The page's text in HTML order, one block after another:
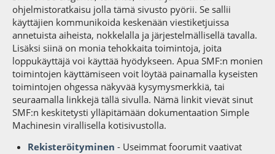
ohjelmistoratkaisu jolla tämä sivusto pyörii. Se sallii
käyttäjien kommunikoida keskenään viestiketjuissa
annetuista aiheista, nokkelalla ja järjestelmällisellä tavalla.
Lisäksi siinä on monia tehokkaita toimintoja, joita
loppukäyttäjä voi käyttää hyödykseen. Apua SMF:n monien
toimintojen käyttämiseen voit löytää painamalla kyseisten
toimintojen ohgessa näkyvää kysymysmerkkiä, tai
seuraamalla linkkejä tällä sivulla. Nämä linkit vievät sinut
SMF:n keskitetysti ylläpitämään dokumentaation Simple
Machinesin virallisella kotisivustolla.
Rekisteröityminen - Useimmat foorumit vaativat